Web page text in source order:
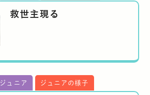
救世主現る
ジュニア ジュニアの様子